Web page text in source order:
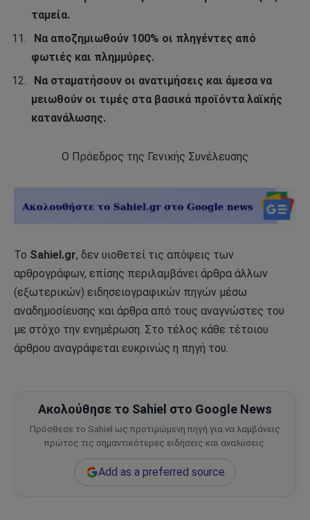
ταμεία.
Να αποζημιωθούν 100% οι πληγέντες από
φωτιές και πλημμύρες.
Να σταματήσουν οι ανατιμήσεις και άμεσα να
μειωθούν οι τιμές στα βασικά προϊόντα λαϊκής
κατανάλωσης.
Ο Πρόεδρος της Γενικής Συνέλευσης
Το Sahiel.gr, δεν υιοθετεί τις απόψεις των
αρθρογράφων, επίσης περιλαμβάνει άρθρα άλλων
(εξωτερικών) ειδησειογραφικών πηγών μέσω
αναδημοσίευσης και άρθρα από τους αναγνώστες του
με στόχο την ενημέρωση. Στο τέλος κάθε τέτοιου
άρθρου αναγράφεται ευκρινώς η πηγή του.
Ακολούθησε το Sahiel στο Google News
Πρόσθεσε το Sahiel ως προτιμώμενη πηγή για να λαμβάνεις
πρώτος τις σημαντικότερες ειδήσεις και αναλύσεις.
Add as a preferred source